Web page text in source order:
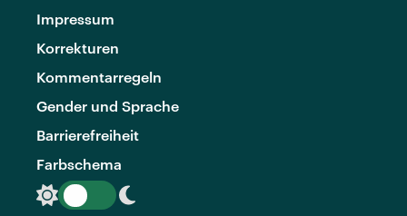
Impressum
Korrekturen
Kommentarregeln
Gender und Sprache
Barrierefreiheit
Farbschema